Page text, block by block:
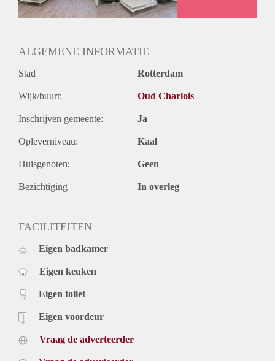
uitnodiging tot het doen van een aanbod of om in
onderhandeling te treden.
ALGEMENE INFORMATIE
Stad Rotterdam
Wijk/buurt: Oud Charlois
Inschrijven gemeente: Ja
Opleverniveau: Kaal
Huisgenoten: Geen
Bezichtiging In overleg
FACILITEITEN
Eigen badkamer
Eigen keuken
Eigen toilet
Eigen voordeur
Vraag de adverteerder